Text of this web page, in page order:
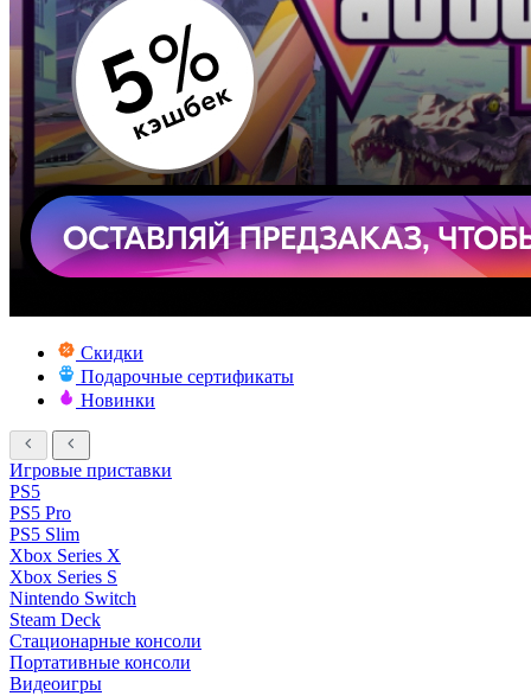
Скидки
Подарочные сертификаты
Новинки
Игровые приставки
PS5
PS5 Pro
PS5 Slim
Xbox Series X
Xbox Series S
Nintendo Switch
Steam Deck
Стационарные консоли
Портативные консоли
Видеоигры